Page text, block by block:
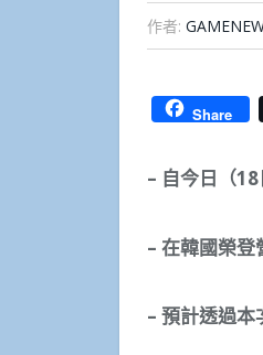
作者:
Share
– 自今日（18
– 在韓國榮登
– 預計透過本